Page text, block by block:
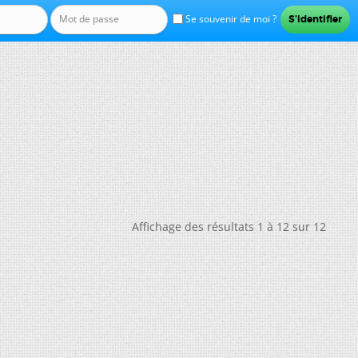
Se souvenir de moi ?
Affichage des résultats 1 à 12 sur 12